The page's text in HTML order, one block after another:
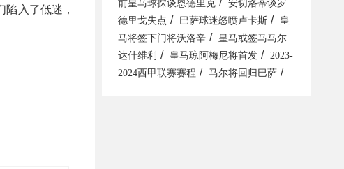
入了低迷，
前皇马球探谈恩德里克
安切洛蒂谈罗
德里戈失点 / 巴萨球迷怒喷卢卡斯 /
皇
马将签下门将沃洛辛 /
皇马或签马马尔
达什维利 / 皇马琼阿梅尼将首发 /
2023-
2024西甲联赛赛程 / 马尔将回归巴萨 /